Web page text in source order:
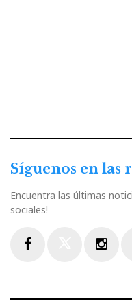
Síguenos en las
Encuentra las últimas
sociales!